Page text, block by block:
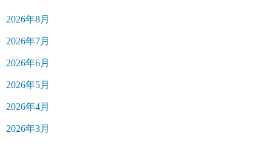
2026年8月
2026年7月
2026年6月
2026年5月
2026年4月
2026年3月